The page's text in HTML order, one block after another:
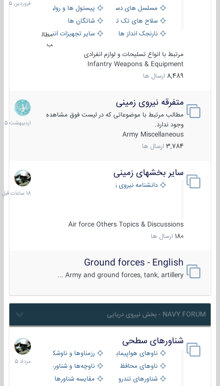
مسلسل های دستی
پیستول ها و رولورها
سلاح های تک تیر اندازیشاتگان ها
نارنجک انداز ها
سایر تجهیزات انفرادی
مطال
ب
مرتبط با انواع تسلیحات و لوازم انفرادی
Infantry Weapons & Equipment
8,489 ارسال ها
متفرقه نیروی زمینی
مطالب مرتبط با موضوعاتی که در لیست فوق مشاهده
وجود ندارد.
Army Miscellaneous
3,784 ارسال ها
27
1405
سایر بخشهای زمینی
دانشنامه نیروی زمینی
Air force Others Topics & Discussions
180 ارسال ها
18
ساعات
قبل
Ground forces - English
Army and ground forces, tank, artillery ...
NAVY FORUM - بخش نیروی دریایی
شناورهای سطحی
ناوهای هواپیمابر و بالگرد بررزمناوها و ناوشکن‌ها
ناوهای محافظ
ناوچه‌ها و شناورهای گشتی
شناورهای تندرو
مقایسه شناورها
2
مرداد
1405